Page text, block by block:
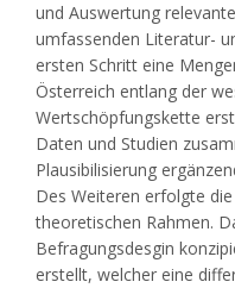
und Auswertung
umfassenden Literatur-
ersten Schritt eine
Österreich entlang der
Wertschöpfungskette
Daten und Studien
Plausibilisierung
Des Weiteren erfolgte
theoretischen Rahmen.
Befragungsdesgin
erstellt, welcher eine